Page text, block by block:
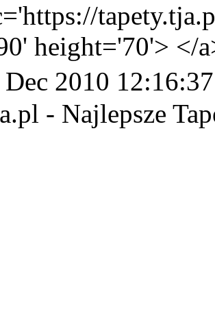
height='70'> </
2010
- Najlepsze